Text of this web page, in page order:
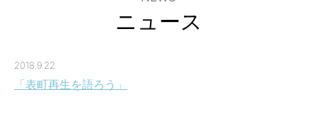
ニュース
2018.9.22
「表町再生を語ろう」